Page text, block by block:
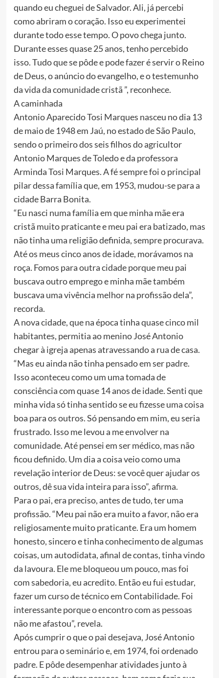
quando eu cheguei de Salvador. Ali, já percebi
como abriram o coração. Isso eu experimentei
durante todo esse tempo. O povo chega junto.
Durante esses quase 25 anos, tenho percebido
isso. Tudo que se pôde e pode fazer é servir o Reino
de Deus, o anúncio do evangelho, e o testemunho
da vida da comunidade cristã ”, reconhece.
A caminhada
Antonio Aparecido Tosi Marques nasceu no dia 13
de maio de 1948 em Jaú, no estado de São Paulo,
sendo o primeiro dos seis filhos do agricultor
Antonio Marques de Toledo e da professora
Arminda Tosi Marques. A fé sempre foi o principal
pilar dessa família que, em 1953, mudou-se para a
cidade Barra Bonita.
“Eu nasci numa família em que minha mãe era
cristã muito praticante e meu pai era batizado, mas
não tinha uma religião definida, sempre procurava.
Até os meus cinco anos de idade, morávamos na
roça. Fomos para outra cidade porque meu pai
buscava outro emprego e minha mãe também
buscava uma vivência melhor na profissão dela”,
recorda.
A nova cidade, que na época tinha quase cinco mil
habitantes, permitia ao menino José Antonio
chegar à igreja apenas atravessando a rua de casa.
“Mas eu ainda não tinha pensado em ser padre.
Isso aconteceu como um uma tomada de
consciência com quase 14 anos de idade. Senti que
minha vida só tinha sentido se eu fizesse uma coisa
boa para os outros. Só pensando em mim, eu seria
frustrado. Isso me levou a me envolver na
comunidade. Até pensei em ser médico, mas não
ficou definido. Um dia a coisa veio como uma
revelação interior de Deus: se você quer ajudar os
outros, dê sua vida inteira para isso”, afirma.
Para o pai, era preciso, antes de tudo, ter uma
profissão. “Meu pai não era muito a favor, não era
religiosamente muito praticante. Era um homem
honesto, sincero e tinha conhecimento de algumas
coisas, um autodidata, afinal de contas, tinha vindo
da lavoura. Ele me bloqueou um pouco, mas foi
com sabedoria, eu acredito. Então eu fui estudar,
fazer um curso de técnico em Contabilidade. Foi
interessante porque o encontro com as pessoas
não me afastou”, revela.
Após cumprir o que o pai desejava, José Antonio
entrou para o seminário e, em 1974, foi ordenado
padre. E pôde desempenhar atividades junto à